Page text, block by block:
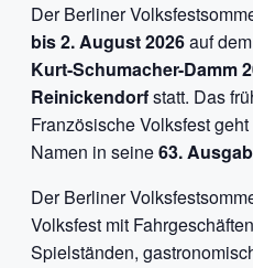
Der Berliner
bis 2. August 2026auf dem
Kurt-Schumacher-Damm
Reinickendorfstatt. Das
Französische Volksfest
Namen in seine63.
Der Berliner
Volksfest mit
Spielständen,